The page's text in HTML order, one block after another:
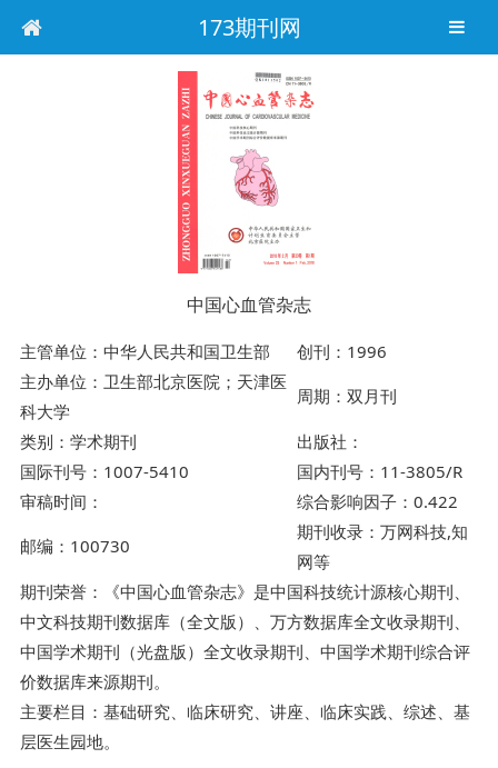
173期刊网
中国心血管杂志
主管单位：中华人民共和国卫生部
创刊：1996
主办单位：卫生部北京医院；天津医
科大学
周期：双月刊
类别：学术期刊
出版社：
国际刊号：1007-5410
国内刊号：11-3805/R
审稿时间：
综合影响因子：0.422
邮编：100730
期刊收录：万网科技,知
网等
期刊荣誉：《中国心血管杂志》是中国科技统计源核心期刊、
中文科技期刊数据库（全文版）、万方数据库全文收录期刊、
中国学术期刊（光盘版）全文收录期刊、中国学术期刊综合评
价数据库来源期刊。
主要栏目：基础研究、临床研究、讲座、临床实践、综述、基
层医生园地。